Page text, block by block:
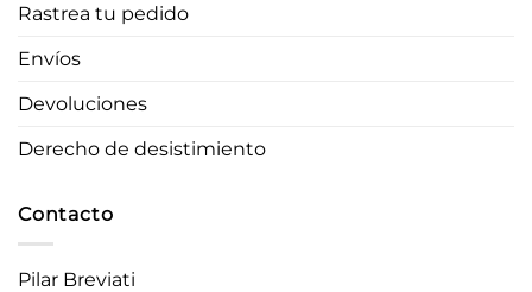
Rastrea tu pedido
Envíos
Devoluciones
Derecho de desistimiento
Contacto
Pilar Breviati